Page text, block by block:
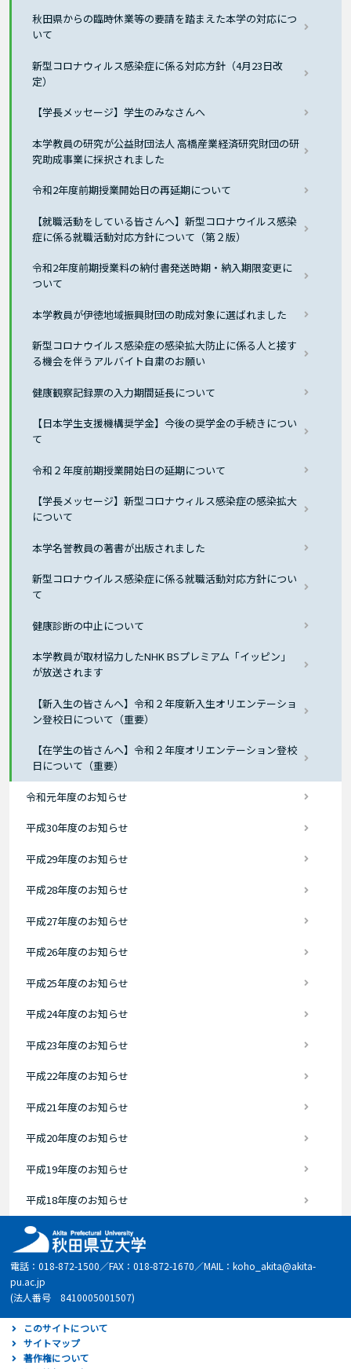
秋田県からの臨時休業等の要請を踏まえた本学の対応につ
いて
新型コロナウィルス感染症に係る対応方針（4月23日改
定）
【学長メッセージ】学生のみなさんへ
本学教員の研究が公益財団法人 高橋産業経済研究財団の研
究助成事業に採択されました
令和2年度前期授業開始日の再延期について
【就職活動をしている皆さんへ】新型コロナウイルス感染
症に係る就職活動対応方針について（第２版）
令和2年度前期授業料の納付書発送時期・納入期限変更に
ついて
本学教員が伊徳地域振興財団の助成対象に選ばれました
新型コロナウイルス感染症の感染拡大防止に係る人と接す
る機会を伴うアルバイト自粛のお願い
健康観察記録票の入力期間延長について
【日本学生支援機構奨学金】今後の奨学金の手続きについ
て
令和２年度前期授業開始日の延期について
【学長メッセージ】新型コロナウィルス感染症の感染拡大
について
本学名誉教員の著書が出版されました
新型コロナウイルス感染症に係る就職活動対応方針につい
て
健康診断の中止について
本学教員が取材協力したNHK BSプレミアム「イッピン」
が放送されます
【新入生の皆さんへ】令和２年度新入生オリエンテーショ
ン登校日について（重要）
【在学生の皆さんへ】令和２年度オリエンテーション登校
日について（重要）
令和元年度のお知らせ
平成30年度のお知らせ
平成29年度のお知らせ
平成28年度のお知らせ
平成27年度のお知らせ
平成26年度のお知らせ
平成25年度のお知らせ
平成24年度のお知らせ
平成23年度のお知らせ
平成22年度のお知らせ
平成21年度のお知らせ
平成20年度のお知らせ
平成19年度のお知らせ
平成18年度のお知らせ
電話：018-872-1500／FAX：018-872-1670／MAIL：koho_akita@akita-
pu.ac.jp
(法人番号 8410005001507)
このサイトについて
サイトマップ
著作権について